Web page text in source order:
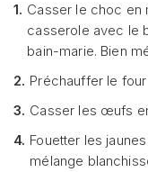
1. Casser le choc en
casserole avec le
bain-marie. Bien
2. Préchauffer le four
3. Casser les œufs
4. Fouetter les
mélange